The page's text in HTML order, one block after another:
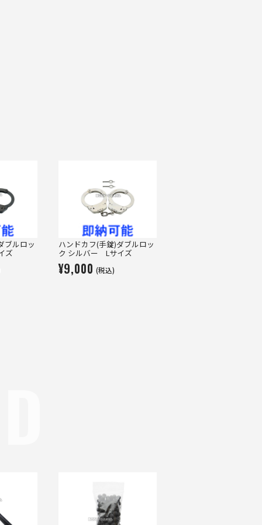
ブルロッ
ズ
ハンドカフ(手錠)ダブルロッ
ク シルバー Lサイズ
¥9,000 (税込)